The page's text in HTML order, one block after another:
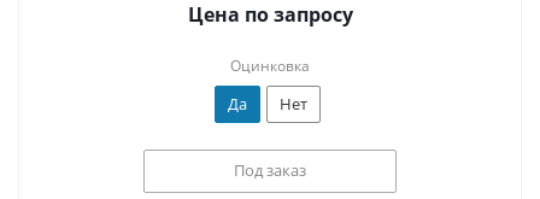
Цена по запросу
Оцинковка
Да Нет
Под заказ